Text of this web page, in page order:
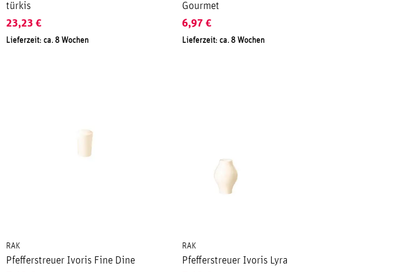
türkis
23,23 €
Lieferzeit: ca. 8 Wochen
Gourmet
6,97 €
Lieferzeit: ca. 8 Wochen
RAK
Pfefferstreuer Ivoris Fine Dine
RAK
Pfefferstreuer Ivoris Lyra